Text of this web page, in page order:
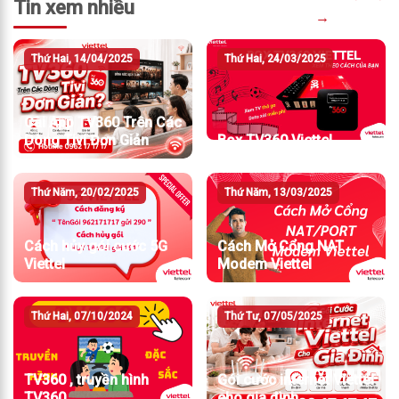
Tin xem nhiều
→
Thứ Hai, 14/04/2025
Cài App TV360 Trên Các
Dòng Tivi Đơn Giản
Thứ Hai, 24/03/2025
Box TV360 Viettel
Thứ Năm, 20/02/2025
Cách hủy gói cước 5G
Viettel
Thứ Năm, 13/03/2025
Cách Mở Cổng NAT
Modem Viettel
Thứ Hai, 07/10/2024
TV360 , truyền hình
Thứ Tư, 07/05/2025
Gói cước internet Viettel